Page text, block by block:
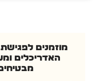
מוזמנים
האדריכלים